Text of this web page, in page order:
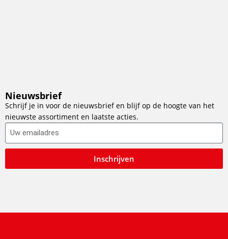
Nieuwsbrief
Schrijf je in voor de nieuwsbrief en blijf op de hoogte van het
nieuwste assortiment en laatste acties.
Inschrijven